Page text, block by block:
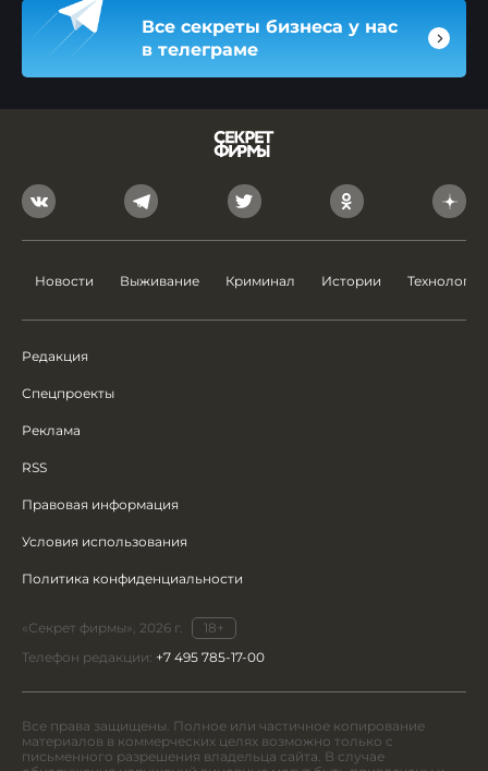
Все секреты бизнеса у нас
в телеграме
Новости Выживание Криминал Истории Технологии
Редакция
Спецпроекты
Реклама
RSS
Правовая информация
Условия использования
Политика конфиденциальности
«Секрет фирмы», 2026 г.
18+
Телефон редакции: +7 495 785-17-00
Все права защищены. Полное или частичное копирование
материалов в коммерческих целях возможно только с
письменного разрешения владельца сайта. В случае